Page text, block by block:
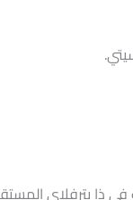
ذا بترفلاي